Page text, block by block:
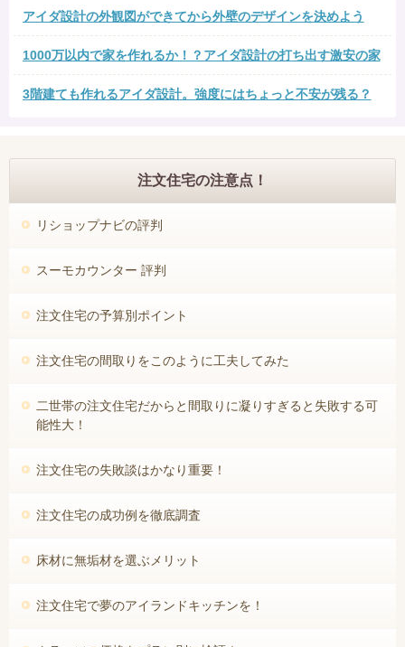
アイダ設計の外観図ができてから外壁のデザインを決めよう
1000万以内で家を作れるか！？アイダ設計の打ち出す激安の家
3階建ても作れるアイダ設計。強度にはちょっと不安が残る？
注文住宅の注意点！
リショップナビの評判
スーモカウンター 評判
注文住宅の予算別ポイント
注文住宅の間取りをこのように工夫してみた
二世帯の注文住宅だからと間取りに凝りすぎると失敗する可
能性大！
注文住宅の失敗談はかなり重要！
注文住宅の成功例を徹底調査
床材に無垢材を選ぶメリット
注文住宅で夢のアイランドキッチンを！